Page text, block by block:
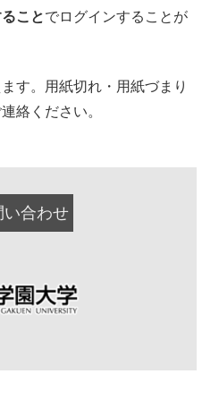
ことでログインすることが
す。用紙切れ・用紙づまり
絡ください。
い合わせ